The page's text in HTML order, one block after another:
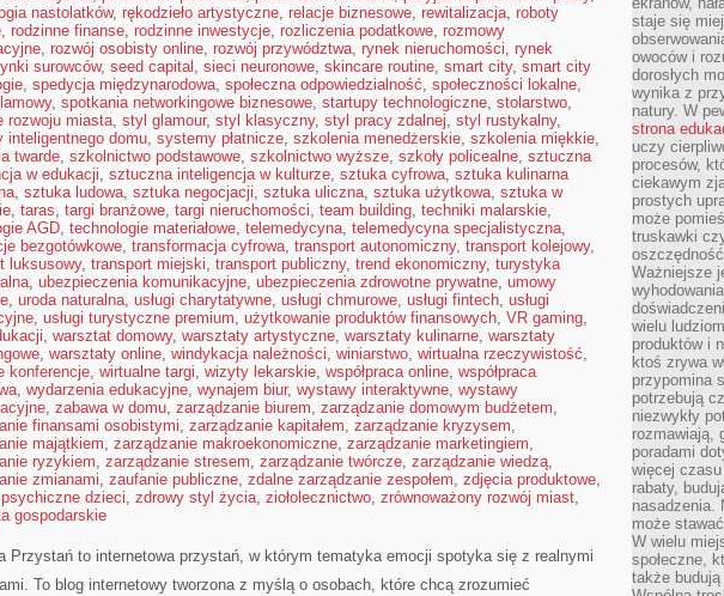
nastolatków, rękodzieło artystyczne, relacje biznesowe, rewitalizacja, roboty
, rodzinne finanse, rodzinne inwestycje, rozliczenia podatkowe, rozmowy
, rozwój osobisty online, rozwój przywództwa, rynek nieruchomości, rynek
surowców, seed capital , sieci neuronowe, skincare routine, smart city, smart city
, spedycja międzynarodowa, społeczna odpowiedzialność, społeczności lokalne,
, spotkania networkingowe biznesowe, startupy technologiczne, stolarstwo,
rozwoju miasta, styl glamour, styl klasyczny, styl pracy zdalnej, styl rustykalny,
inteligentnego domu, systemy płatnicze, szkolenia menedżerskie, szkolenia miękkie,
twarde, szkolnictwo podstawowe, szkolnictwo wyższe, szkoły policealne, sztuczna
w edukacji, sztuczna inteligencja w kulturze, sztuka cyfrowa, sztuka kulinarna
, sztuka ludowa, sztuka negocjacji, sztuka uliczna, sztuka użytkowa, sztuka w
, taras, targi branżowe, targi nieruchomości, team building, techniki malarskie,
AGD, technologie materiałowe, telemedycyna, telemedycyna specjalistyczna,
bezgotówkowe, transformacja cyfrowa, transport autonomiczny, transport kolejowy,
luksusowy, transport miejski, transport publiczny, trend ekonomiczny, turystyka
, ubezpieczenia komunikacyjne, ubezpieczenia zdrowotne prywatne, umowy
, uroda naturalna, usługi charytatywne, usługi chmurowe, usługi fintech, usługi
, usługi turystyczne premium, użytkowanie produktów finansowych, VR gaming,
, warsztat domowy, warsztaty artystyczne, warsztaty kulinarne, warsztaty
, warsztaty online, windykacja należności, winiarstwo, wirtualna rzeczywistość,
konferencje, wirtualne targi, wizyty lekarskie, współpraca online, współpraca
, wydarzenia edukacyjne, wynajem biur, wystawy interaktywne, wystawy
, zabawa w domu, zarządzanie biurem, zarządzanie domowym budżetem,
finansami osobistymi, zarządzanie kapitałem, zarządzanie kryzysem,
majątkiem, zarządzanie makroekonomiczne, zarządzanie marketingiem,
ryzykiem, zarządzanie stresem, zarządzanie twórcze, zarządzanie wiedzą,
zmianami, zaufanie publiczne, zdalne zarządzanie zespołem, zdjęcia produktowe,
dzieci, zdrowy styl życia, ziołolecznictwo, zrównoważony rozwój miast,
gospodarskie
Przystań to internetowa przystań, w którym tematyka emocji spotyka się z realnymi
To blog internetowy tworzona z myślą o osobach, które chcą zrozumieć
staje się
owoców i
dorosłych
wynika z
natury. W
strona
uczy
procesów,
ciekawym
prostych
może
truskawki
Ważniejsze
wielu
produktów i
ktoś zrywa
przypomina
potrzebują
niezwykły
rozmawiają,
poradami
więcej
rabaty,
nasadzenia.
może
W wielu
społeczne,
także